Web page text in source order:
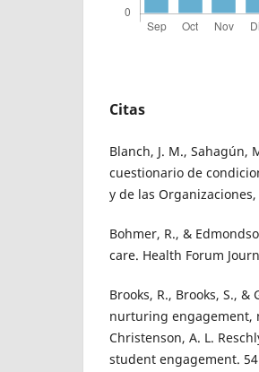
Citas
Blanch, J. M., Sahagún,
cuestionario de
y de las Organizaciones,
Bohmer, R., &
care. Health Forum
Brooks, R., Brooks, S.,
nurturing engagement,
Christenson, A. L.
student engagement.